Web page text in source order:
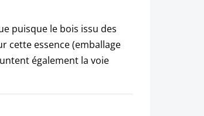
puisque le bois issu des
cette essence (emballage
également la voie